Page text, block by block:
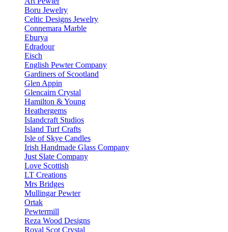
Boru Jewelry
Celtic Designs Jewelry
Connemara Marble
Eburya
Edradour
Eisch
English Pewter Company
Gardiners of Scootland
Glen Appin
Glencairn Crystal
Hamilton & Young
Heathergems
Islandcraft Studios
Island Turf Crafts
Isle of Skye Candles
Irish Handmade Glass Company
Just Slate Company
Love Scottish
LT Creations
Mrs Bridges
Mullingar Pewter
Ortak
Pewtermill
Reza Wood Designs
Royal Scot Crystal